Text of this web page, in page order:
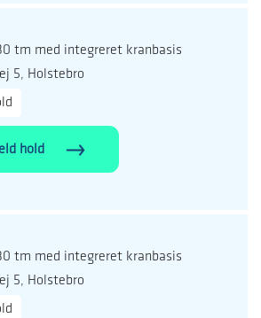
tm med integreret kranbasis
5, Holstebro
hold
tm med integreret kranbasis
5, Holstebro